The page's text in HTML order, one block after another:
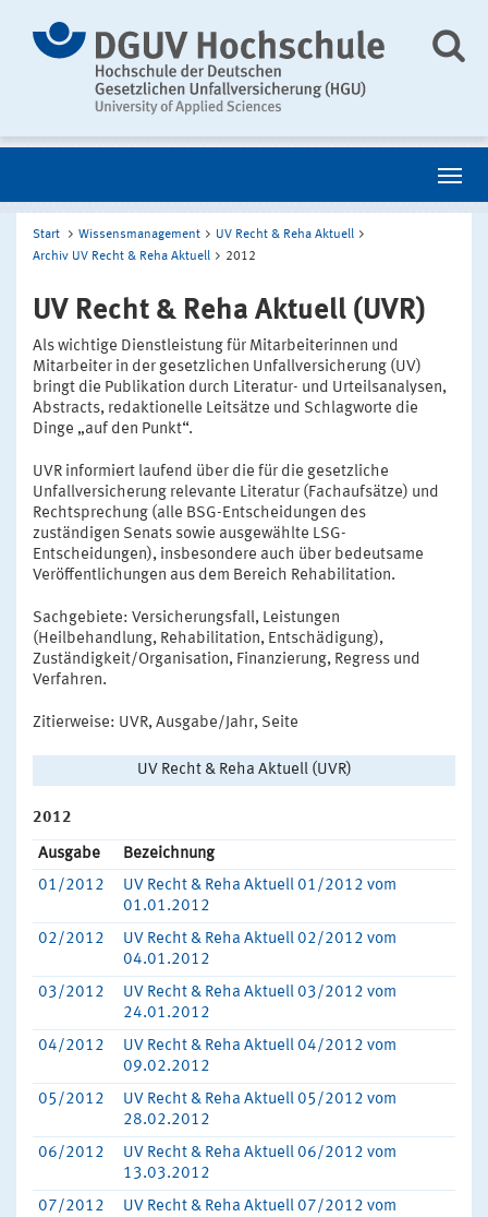
Start Wissensmanagement
UV Recht & Reha Aktuell
Archiv UV Recht & Reha Aktuell
2012
UV Recht & Reha Aktuell (UVR)
Als wichtige Dienstleistung für Mitarbeiterinnen und
Mitarbeiter in der gesetzlichen Unfallversicherung (UV)
bringt die Publikation durch Literatur- und Urteilsanalysen,
Abstracts, redaktionelle Leitsätze und Schlagworte die
Dinge „auf den Punkt“.
UVR informiert laufend über die für die gesetzliche
Unfallversicherung relevante Literatur (Fachaufsätze) und
Rechtsprechung (alle BSG-Entscheidungen des
zuständigen Senats sowie ausgewählte LSG-
Entscheidungen), insbesondere auch über bedeutsame
Veröffentlichungen aus dem Bereich Rehabilitation.
Sachgebiete: Versicherungsfall, Leistungen
(Heilbehandlung, Rehabilitation, Entschädigung),
Zuständigkeit/Organisation, Finanzierung, Regress und
Verfahren.
Zitierweise: UVR, Ausgabe/Jahr, Seite
UV Recht & Reha Aktuell (UVR)
2012
Ausgabe
Bezeichnung
01/2012
UV Recht & Reha Aktuell 01/2012 vom
01.01.2012
02/2012
UV Recht & Reha Aktuell 02/2012 vom
04.01.2012
03/2012
UV Recht & Reha Aktuell 03/2012 vom
24.01.2012
04/2012
UV Recht & Reha Aktuell 04/2012 vom
09.02.2012
05/2012
UV Recht & Reha Aktuell 05/2012 vom
28.02.2012
06/2012
UV Recht & Reha Aktuell 06/2012 vom
13.03.2012
07/2012
UV Recht & Reha Aktuell 07/2012 vom